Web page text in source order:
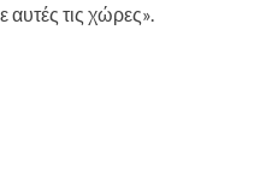
τις χώρες».